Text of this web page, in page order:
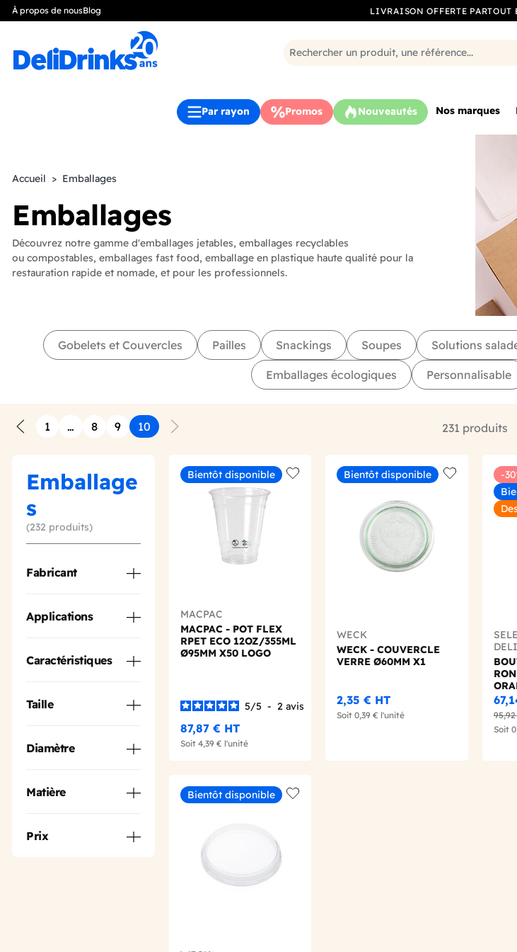
À propos de nousBlog LIVRAISON OFFERTE PARTOUT
Par rayon Promos Nouveautés Nos marques
Accueil Emballages
Emballages
Découvrez notre gamme d'emballages jetables, emballages recyclables
ou compostables, emballages fast food, emballage en plastique haute qualité pour la
restauration rapide et nomade, et pour les professionnels.
Gobelets et Couvercles Pailles Snackings Soupes Solutions
Emballages écologiques Personnalisable
1 … 8 9
10
231 produits
Emballage
s
(232 produits)
Fabricant
Applications
Caractéristiques
Taille
Diamètre
Matière
Prix
Bientôt disponible
Add to wishlist
MACPAC
MACPAC - POT FLEX
RPET ECO 12OZ/355ML
Ø95MM X50 LOGO
5/5 - 2 avis
87,87 € HT
Soit 4,39 € l'unité
Bientôt disponible
Add to
WECK
WECK - COUVERCLE
VERRE Ø60MM X1
2,35 € HT
Soit0,39 € l'unité
-
Soit
Bientôt disponible